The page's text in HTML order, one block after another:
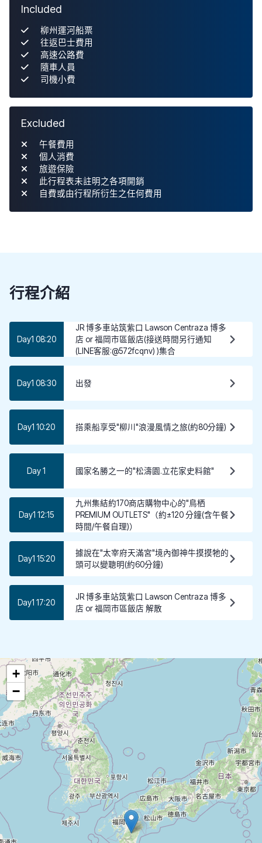
Included
柳州運河船票
往返巴士費用
高速公路費
隨車人員
司機小費
Excluded
午餐費用
個人消費
旅遊保險
此行程表未註明之各項開銷
自費或由行程所衍生之任何費用
行程介紹
Day1 08:20
JR 博多車站筑紫口 Lawson Centraza 博多
店 or 福岡市區飯店(接送時間另行通知
(LINE客服:@572fcqnv) )集合
Day1 08:30 出發
Day1 10:20 搭乘船享受"柳川"浪漫風情之旅(約80分鐘)
Day 1 國家名勝之一的"松濤園.立花家史料館"
Day1 12:15
九州集結約170商店購物中心的"鳥栖
PREMIUM OUTLETS"（約±120 分鐘(含午餐
時間/午餐自理)）
Day1 15:20
據說在"太宰府天滿宮"境內御神牛摸摸牠的
頭可以變聰明(約60分鐘)
Day1 17:20
JR 博多車站筑紫口 Lawson Centraza 博多
店 or 福岡市區飯店 解散
+
−